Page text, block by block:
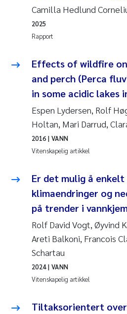
2012
2011
2010
2008
2007
2005
Sindre Langaas
Øyvind Kaste
Christian Vogelsang
Rolf David Vogt
Marta Moyano
Sandra Stadniczenko Gran
Maximilian Nawrath
Emmy Falk Nøklebye
Kathrine Ivsett Johnsen
Line Johanne Barkved
Camilla Hedlund
Rapport
2025
Effects of wildfire
and perch (Perca
in some acidic lakes
Espen Lydersen, Rolf
Holtan, Mari Darrud,
Vitenskapelig artikkel
2016 | VANN
Er det mulig å
klimaendringer og
på trender i
Rolf David Vogt, Øyvind
Areti Balkoni, Francois
Schartau
Vitenskapelig artikkel
2024| VANN
Tiltaksorientert